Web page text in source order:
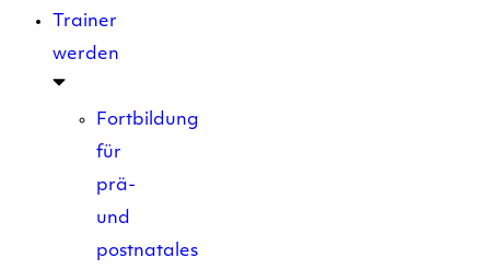
Trainer
werden
Fortbildung
für
prä-
und
postnatales